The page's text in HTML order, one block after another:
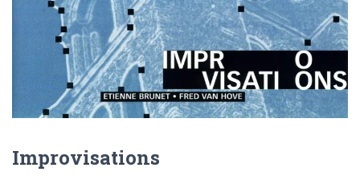
I
O
N
Improvisations